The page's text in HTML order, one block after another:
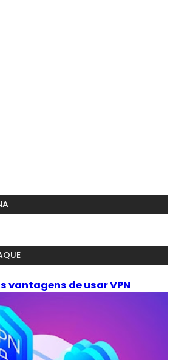
vantagens de usar VPN